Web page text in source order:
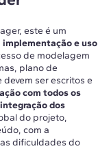
este é um
e uso
de modelagem
plano de
ser escritos e
com todos os
dos
do projeto,
com a
dificuldades do